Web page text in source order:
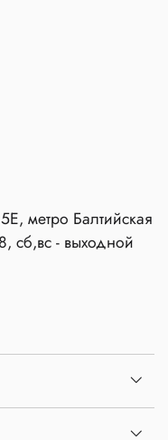
метро Балтийская
сб,вс - выходной